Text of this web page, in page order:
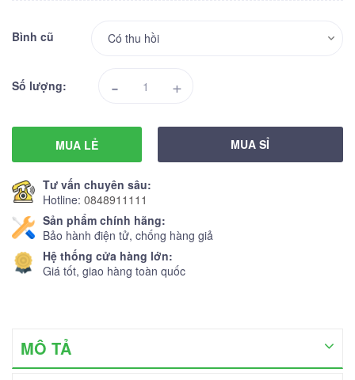
Bình cũ
Số lượng: - +
MUA LẺ MUA SỈ
Tư vấn chuyên sâu:
Hotline: 0848911111
Sản phẩm chính hãng:
Bảo hành điện tử, chống hàng giả
Hệ thống cửa hàng lớn:
Giá tốt, giao hàng toàn quốc
MÔ TẢ